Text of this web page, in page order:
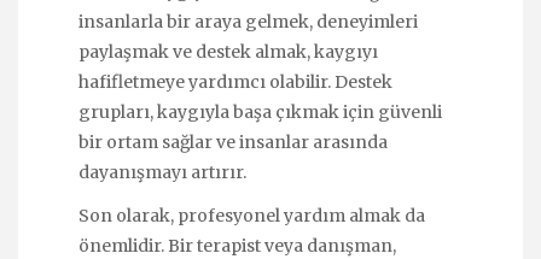
insanlarla bir araya gelmek, deneyimleri
paylaşmak ve destek almak, kaygıyı
hafifletmeye yardımcı olabilir. Destek
grupları, kaygıyla başa çıkmak için güvenli
bir ortam sağlar ve insanlar arasında
dayanışmayı artırır.
Son olarak, profesyonel yardım almak da
önemlidir. Bir terapist veya danışman,